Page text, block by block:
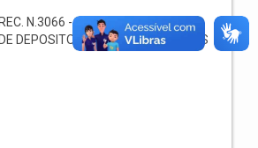
N.3066 -- 1321.00.1.1.05-
DEPOSITOS BANCARIOS-OUTROS